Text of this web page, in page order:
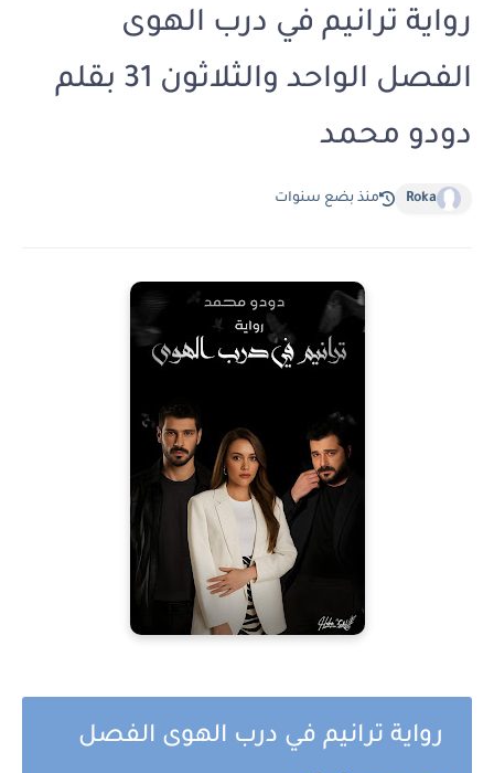
رواية ترانيم في درب الهوى
الفصل الواحد والثلاثون 31 بقلم
دودو محمد
Roka منذ بضع سنوات
رواية ترانيم في درب الهوى الفصل